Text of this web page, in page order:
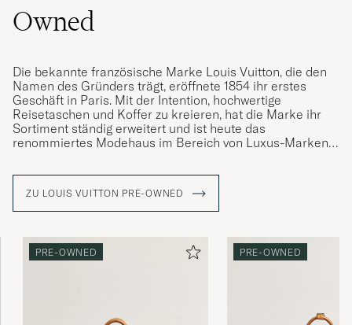
Owned
Die bekannte französische Marke Louis Vuitton, die den
Namen des Gründers trägt, eröffnete 1854 ihr erstes
Geschäft in Paris. Mit der Intention, hochwertige
Reisetaschen und Koffer zu kreieren, hat die Marke ihr
Sortiment ständig erweitert und ist heute das
renommiertes Modehaus im Bereich von Luxus-Marken.
Im Laufe der Jahre hat Louis Vuitton viele ikonische
geliebt werden, darunter auch die Reisetasche "Keepall".
Diese zeigt sich in einer bunten Palette verschiedener
Monogramm, das einen großen Wiedererkennungswert
ZU LOUIS VUITTON PRE-OWNED
PRE-OWNED PRE-OWNED